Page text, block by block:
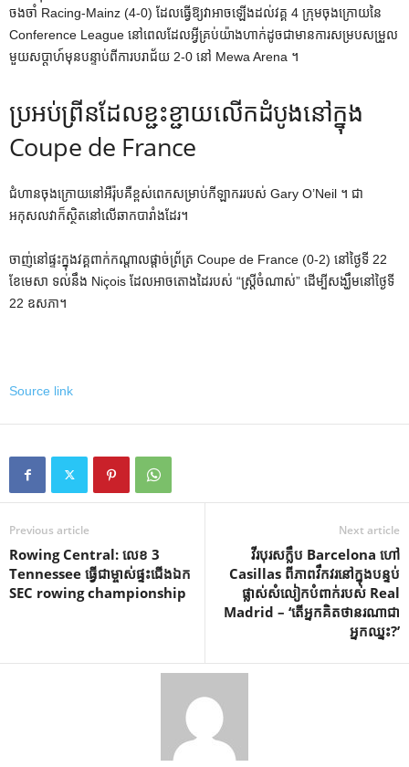
ចងចាំ Racing-Mainz (4-0) ដែលធ្វើឱ្យវាអាចឡើងដល់វគ្គ 4 ក្រុមចុងក្រោយនៃ
Conference League នៅពេលដែលអ្វីគ្រប់យ៉ាងហាក់ដូចជាមានការសម្របសម្រួល
មួយសប្តាហ៍មុនបន្ទាប់ពីការបរាជ័យ 2-0 នៅ Mewa Arena ។
ប្រអប់ព្រីនដែលខ្ជះខ្ជាយលើកដំបូងនៅក្នុង
Coupe de France
ជំហានចុងក្រោយនៅអឺរ៉ុបគឺខ្ពស់ពេកសម្រាប់កីឡាកររបស់ Gary O’Neil ។ ជា
អកុសលវាក៏ស្ថិតនៅលើឆាកបារាំងដែរ។
ចាញ់នៅផ្ទះក្នុងវគ្គពាក់កណ្តាលផ្តាច់ព្រ័ត្រ Coupe de France (0-2) នៅថ្ងៃទី 22
ខែមេសា ទល់នឹង Niçois ដែលអាចតោងដៃរបស់ “ស្ត្រីចំណាស់” ដើម្បីសង្ឃឹមនៅថ្ងៃទី
22 ឧសភា។
Source link
Previous article
Rowing Central: លេខ 3
Tennessee ធ្វើជាម្ចាស់ផ្ទះជើងឯក
SEC rowing championship
Next article
វីរបុរសក្លឹប Barcelona ហៅ
Casillas ពីភាពវឹកវរនៅក្នុងបន្ទប់
ផ្លាស់សំលៀកបំពាក់របស់ Real
Madrid – ‘តើអ្នកគិតថានរណាជា
អ្នកឈ្នះ?’